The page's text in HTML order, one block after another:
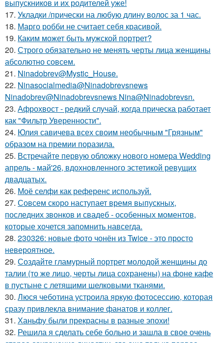
выпускников и их родителей уже!
17. Укладки /прически на любую длину волос за 1 час.
18. Марго робби не считает себя красивой.
19. Каким может быть мужской портрет?
20. Строго обязательно не менять черты лица женщины
абсолютно совсем.
21. Ninadobrev@Mystic_House.
22. Ninasocialmedia@Ninadobrevsnews
Ninadobrev@Ninadobrevsnews Nina@Ninadobrevsn.
23. Афрохвост - редкий случай, когда прическа работает
как "Фильтр Уверенности".
24. Юлия савичева всех своим необычным "Грязным"
образом на премии поразила.
25. Встречайте первую обложку нового номера Wedding
апрель - май'26, вдохновленного эстетикой ревущих
двадцатых.
26. Моё селфи как референс используй.
27. Совсем скоро наступает время выпускных,
последних звонков и свадеб - особенных моментов,
которые хочется запомнить навсегда.
28. 230326: новые фото чонён из Twice - это просто
невероятное.
29. Создайте гламурный портрет молодой женщины до
талии (то же лицо, черты лица сохранены) на фоне кафе
в пустыне с летящими шелковыми тканями.
30. Люся чеботина устроила яркую фотосессию, которая
сразу привлекла внимание фанатов и коллег.
31. Ханьфу были прекрасны в разные эпохи!
32. Решила я сделать себе больно и зашла в свое очень